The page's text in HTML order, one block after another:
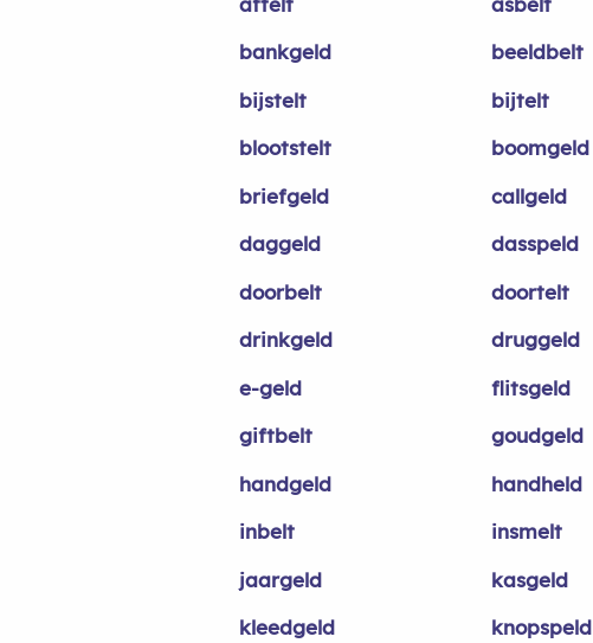
bankgeld
beeldbelt
bijstelt
bijtelt
blootstelt
boomgeld
briefgeld
callgeld
daggeld
dasspeld
doorbelt
doortelt
drinkgeld
druggeld
e-geld
flitsgeld
giftbelt
goudgeld
handgeld
handheld
inbelt
insmelt
jaargeld
kasgeld
kleedgeld
knopspeld